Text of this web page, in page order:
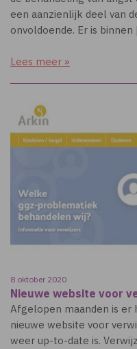
een aanzienlijk deel van
onvoldoende. Er is binnen
Lees meer »
8 oktober 2020
Nieuwe website voor
Afgelopen maanden is er
nieuwe website​ voor
weer up-to-date is.